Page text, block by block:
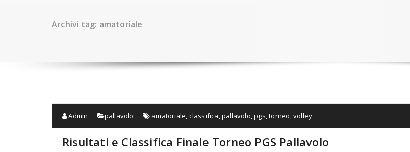
Archivi tag: amatoriale
Admin pallavolo amatoriale, classifica,pallavolo,pgs,torneo,volley
Risultati e Classifica Finale Torneo PGS Pallavolo